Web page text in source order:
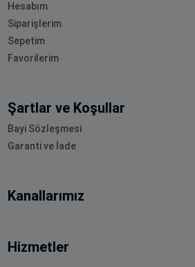
Hesabım
Siparişlerim
Sepetim
Favorilerim
Şartlar ve Koşullar
Bayi Sözleşmesi
Garanti ve İade
Kanallarımız
Hizmetler